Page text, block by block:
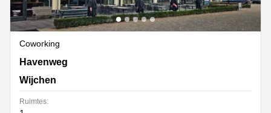
Coworking
Havenweg 4,Ground & 1e, Wijchen
Havenweg
Wijchen
Ruimtes: